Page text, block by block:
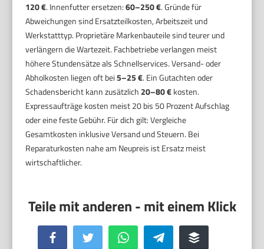
120 €. Innenfutter ersetzen:60–250 €. Gründe für
Abweichungen sind Ersatzteilkosten, Arbeitszeit und
Werkstatttyp. Proprietäre Markenbauteile sind teurer und
verlängern die Wartezeit. Fachbetriebe verlangen meist
höhere Stundensätze als Schnellservices. Versand- oder
Abholkosten liegen oft bei5–25 €. Ein Gutachten oder
Schadensbericht kann zusätzlich 20–80 €kosten.
Expressaufträge kosten meist 20 bis 50 Prozent Aufschlag
oder eine feste Gebühr. Für dich gilt: Vergleiche
Gesamtkosten inklusive Versand und Steuern. Bei
Reparaturkosten nahe am Neupreis ist Ersatz meist
wirtschaftlicher.
Facebook Twitter WhatsApp Telegram Buffer